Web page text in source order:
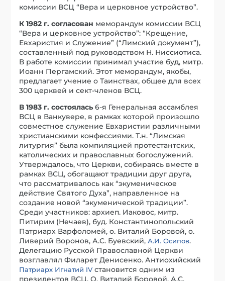
комиссии ВСЦ “Вера и церковное устройство”.
К 1982 г. согласован меморандум комиссии ВСЦ
“Вера и церковное устройство”: “Крещение,
Евхаристия и Служение” (“Лимский документ”),
составленный под руководством Н. Ниссиотиса.
В работе комиссии принимал участие буд, митр.
Иоанн Пергамский. Этот меморандум, якобы,
предлагает учение о Таинствах, общее для всех
300 церквей и сект-членов ВСЦ.
В 1983 г. состоялась 6-я Генеральная ассамблея
ВСЦ в Ванкувере, в рамках которой произошло
совместное служение Евхаристии различными
христианскими конфессиями. Т.н. “Лимская
литургия” была компиляцией протестантских,
католических и православных богослужений.
Утверждалось, что Церкви, собираясь вместе в
рамках ВСЦ, обогащают традиции друг друга,
что рассматривалось как “экуменическое
действие Святого Духа”, направленное на
создание новой “экуменической традиции”.
Среди участников: архиеп. Иаковос, митр.
Питирим (Нечаев), буд. Константинопольский
Патриарх Варфоломей, о. Виталий Боровой, о.
Ливерий Воронов, А.С. Буевский,А.И. Осипов.
Делегацию Русской Православной Церкви
возглавлял Филарет Денисенко. Антиохийский
Патриарх Игнатий IV становится одним из
президентов ВСЦ. О. Виталий Боровой, А.С.